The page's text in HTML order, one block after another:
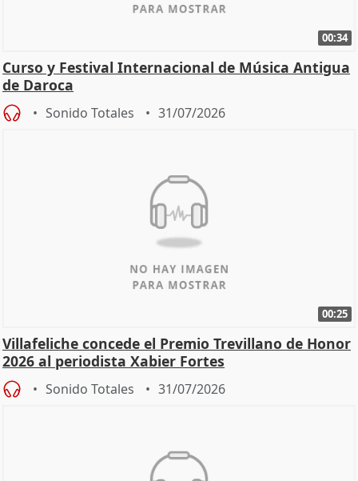
00:34
Curso y Festival Internacional de Música Antigua
de Daroca
Sonido Totales 31/07/2026
00:25
Villafeliche concede el Premio Trevillano de Honor
2026 al periodista Xabier Fortes
Sonido Totales 31/07/2026